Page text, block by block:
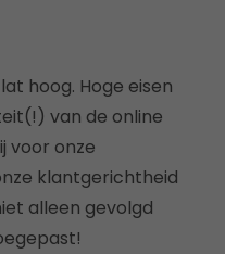
hoog. Hoge eisen
van de online
voor onze
klantgerichtheid
alleen gevolgd